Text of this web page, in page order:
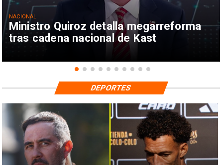
Ministro Quiroz detalla megarreforma
tras cadena nacional de Kast
NACIONAL
DEPORTES